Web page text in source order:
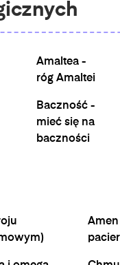
Amaltea -
róg Amaltei
Baczność -
mieć się na
baczności